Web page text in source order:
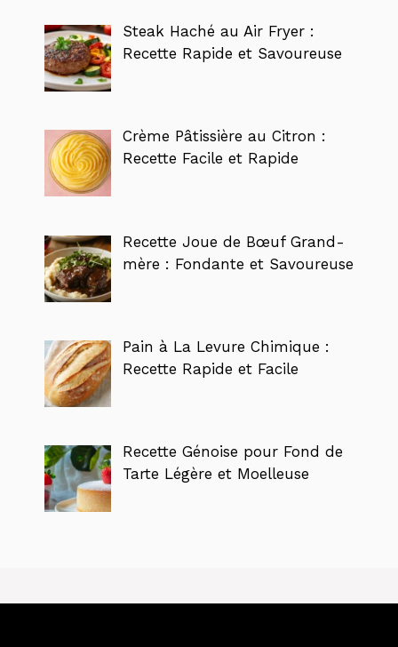
Steak Haché au Air Fryer :
Recette Rapide et Savoureuse
Crème Pâtissière au Citron :
Recette Facile et Rapide
Recette Joue de Bœuf Grand-
mère : Fondante et Savoureuse
Pain à La Levure Chimique :
Recette Rapide et Facile
Recette Génoise pour Fond de
Tarte Légère et Moelleuse